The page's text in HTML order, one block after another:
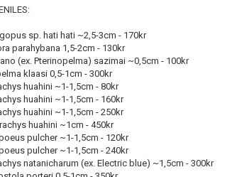
sp. hati hati ~2,5-3cm - 170kr
parahybana 1,5-2cm - 130kr
(ex. Pterinopelma) sazimai ~0,5cm - 100kr
klaasi 0,5-1cm - 300kr
huahini ~1-1,5cm - 80kr
huahini ~1-1,5cm - 160kr
huahini ~1-1,5cm - 250kr
huahini ~1cm - 450kr
pulcher ~1-1,5cm - 120kr
pulcher ~1-1,5cm - 240kr
natanicharum (ex. Electric blue) ~1,5cm - 300kr